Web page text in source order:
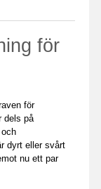
för
för
dels på
dyrt eller svårt
nu ett par